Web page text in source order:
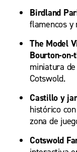
Birdland
flamencos y
The Model
Bourton-
miniatura
Cotswold.
Castillo y
histórico
zona de
Cotswold